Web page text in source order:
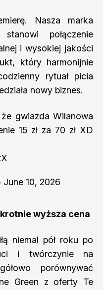
Nasza marka
połączenie
i wysokiej jakości
który harmonijnie
rytuał picia
nowy biznes.
gwiazda Wilanowa
15 zł za 70 zł XD
June 10, 2026
wyższa cena
niemal pół roku po
i twórczynie na
porównywać
Green z oferty Te